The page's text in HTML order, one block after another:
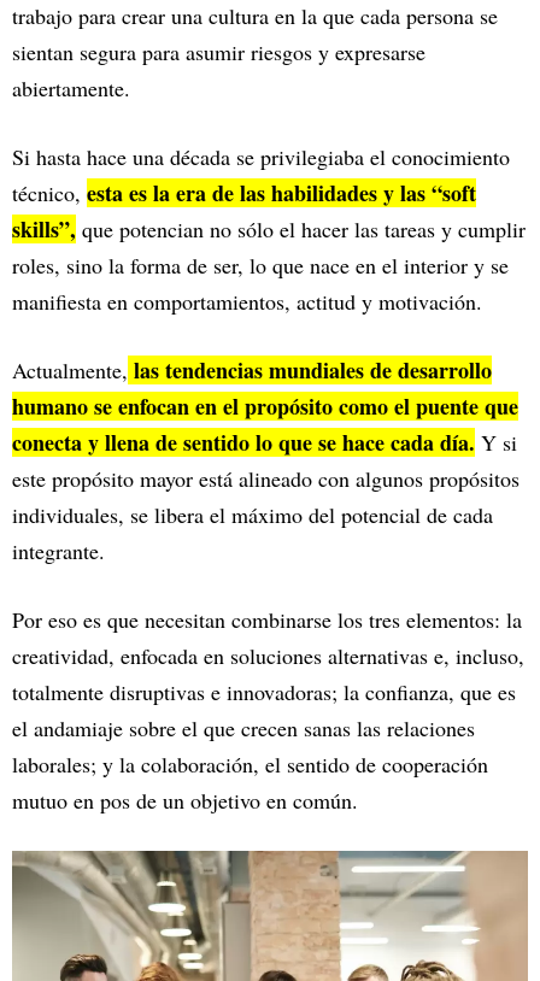
trabajo para crear una cultura en la que cada persona se
sientan segura para asumir riesgos y expresarse
abiertamente.
Si hasta hace una década se privilegiaba el conocimiento
técnico, esta es la era de las habilidades y las “soft
skills”, que potencian no sólo el hacer las tareas y cumplir
roles, sino la forma de ser, lo que nace en el interior y se
manifiesta en comportamientos, actitud y motivación.
Actualmente, las tendencias mundiales de desarrollo
humano se enfocan en el propósito como el puente que
conecta y llena de sentido lo que se hace cada día. Y si
este propósito mayor está alineado con algunos propósitos
individuales, se libera el máximo del potencial de cada
integrante.
Por eso es que necesitan combinarse los tres elementos: la
creatividad, enfocada en soluciones alternativas e, incluso,
totalmente disruptivas e innovadoras; la confianza, que es
el andamiaje sobre el que crecen sanas las relaciones
laborales; y la colaboración, el sentido de cooperación
mutuo en pos de un objetivo en común.